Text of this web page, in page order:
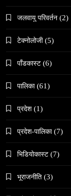
वेव
जलवायु परिवर्तन (2)
टेक्नोलोजी (5)
पाँडकास्ट (6)
पालिका (61)
प्रदेश (1)
प्रदेश-पालिका (7)
भिडियाेकास्ट (7)
भूराजनीति (3)